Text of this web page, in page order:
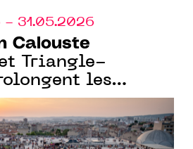
- 31.05.2026
Calouste
Triangle-
les
pour la résidence
la Friche la Belle